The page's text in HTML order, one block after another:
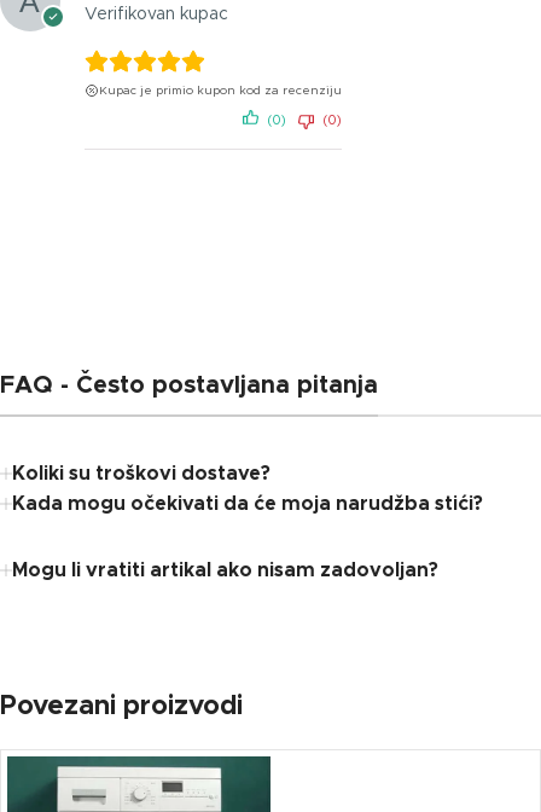
Verifikovan kupac
Kupac je primio kupon kod za recenziju
(0) (0)
FAQ - Često postavljana pitanja
Koliki su troškovi dostave?
Kada mogu očekivati ​​da će moja narudžba stići?
Mogu li vratiti artikal ako nisam zadovoljan?
Povezani proizvodi